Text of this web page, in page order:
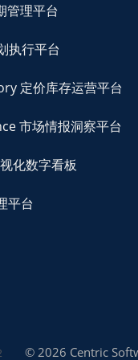
管理平台
执行平台
定价库存运营平台
市场情报洞察平台
化数字看板
平台
© 2026 Centric